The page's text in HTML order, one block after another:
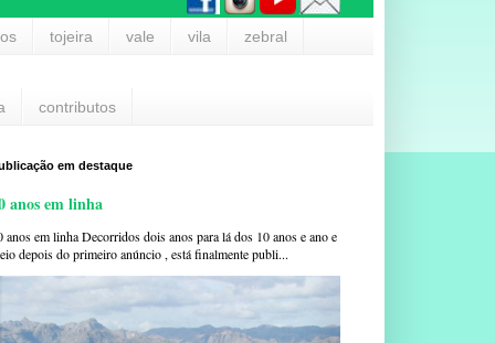
tojeira vale vila zebral
contributos
em destaque
anos em linha
anos em linha Decorridos dois anos para lá dos 10 anos e ano e
depois do primeiro anúncio , está finalmente publi...